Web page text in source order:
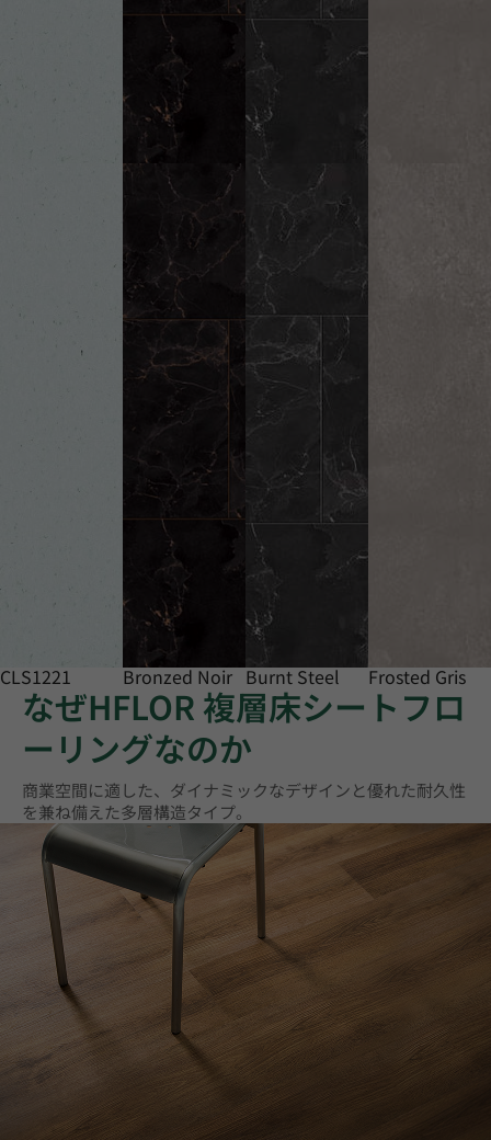
CLS1221 Bronzed Noir Burnt Steel Frosted Gris
なぜHFLOR 複層床シートフロ
ーリングなのか
商業空間に適した、ダイナミックなデザインと優れた耐久性
を兼ね備えた多層構造タイプ。